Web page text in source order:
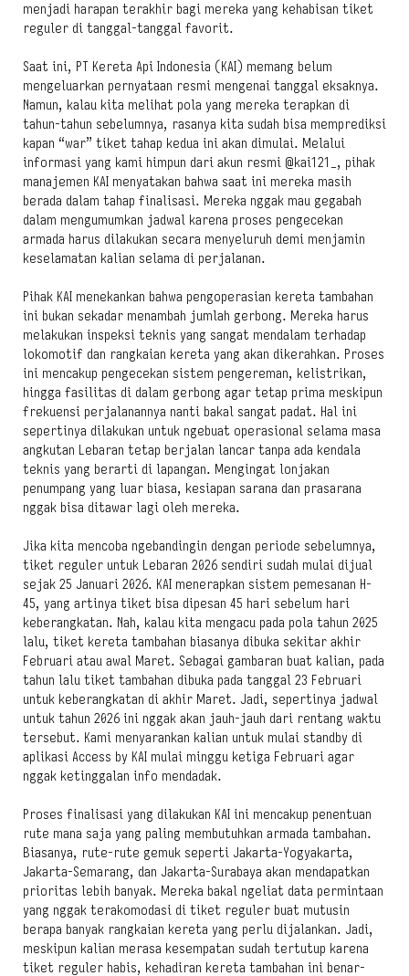
menjadi harapan terakhir bagi mereka yang kehabisan tiket
reguler di tanggal-tanggal favorit.
Saat ini, PT Kereta Api Indonesia (KAI) memang belum
mengeluarkan pernyataan resmi mengenai tanggal eksaknya.
Namun, kalau kita melihat pola yang mereka terapkan di
tahun-tahun sebelumnya, rasanya kita sudah bisa memprediksi
kapan “war” tiket tahap kedua ini akan dimulai. Melalui
informasi yang kami himpun dari akun resmi @kai121_, pihak
manajemen KAI menyatakan bahwa saat ini mereka masih
berada dalam tahap finalisasi. Mereka nggak mau gegabah
dalam mengumumkan jadwal karena proses pengecekan
armada harus dilakukan secara menyeluruh demi menjamin
keselamatan kalian selama di perjalanan.
Pihak KAI menekankan bahwa pengoperasian kereta tambahan
ini bukan sekadar menambah jumlah gerbong. Mereka harus
melakukan inspeksi teknis yang sangat mendalam terhadap
lokomotif dan rangkaian kereta yang akan dikerahkan. Proses
ini mencakup pengecekan sistem pengereman, kelistrikan,
hingga fasilitas di dalam gerbong agar tetap prima meskipun
frekuensi perjalanannya nanti bakal sangat padat. Hal ini
sepertinya dilakukan untuk ngebuat operasional selama masa
angkutan Lebaran tetap berjalan lancar tanpa ada kendala
teknis yang berarti di lapangan. Mengingat lonjakan
penumpang yang luar biasa, kesiapan sarana dan prasarana
nggak bisa ditawar lagi oleh mereka.
Jika kita mencoba ngebandingin dengan periode sebelumnya,
tiket reguler untuk Lebaran 2026 sendiri sudah mulai dijual
sejak 25 Januari 2026. KAI menerapkan sistem pemesanan H-
45, yang artinya tiket bisa dipesan 45 hari sebelum hari
keberangkatan. Nah, kalau kita mengacu pada pola tahun 2025
lalu, tiket kereta tambahan biasanya dibuka sekitar akhir
Februari atau awal Maret. Sebagai gambaran buat kalian, pada
tahun lalu tiket tambahan dibuka pada tanggal 23 Februari
untuk keberangkatan di akhir Maret. Jadi, sepertinya jadwal
untuk tahun 2026 ini nggak akan jauh-jauh dari rentang waktu
tersebut. Kami menyarankan kalian untuk mulai standby di
aplikasi Access by KAI mulai minggu ketiga Februari agar
nggak ketinggalan info mendadak.
Proses finalisasi yang dilakukan KAI ini mencakup penentuan
rute mana saja yang paling membutuhkan armada tambahan.
Biasanya, rute-rute gemuk seperti Jakarta-Yogyakarta,
Jakarta-Semarang, dan Jakarta-Surabaya akan mendapatkan
prioritas lebih banyak. Mereka bakal ngeliat data permintaan
yang nggak terakomodasi di tiket reguler buat mutusin
berapa banyak rangkaian kereta yang perlu dijalankan. Jadi,
meskipun kalian merasa kesempatan sudah tertutup karena
tiket reguler habis, kehadiran kereta tambahan ini benar-